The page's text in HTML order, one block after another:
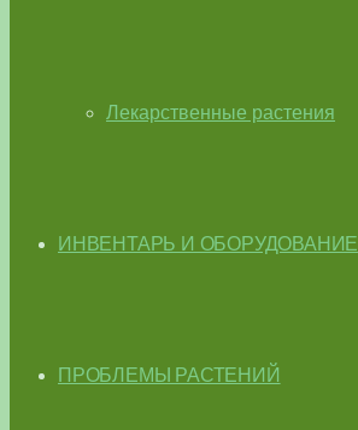
Лекарственные растения
ИНВЕНТАРЬ И ОБОРУДОВАНИЕ
ПРОБЛЕМЫ РАСТЕНИЙ